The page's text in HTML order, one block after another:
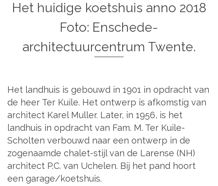
Het huidige koetshuis anno 2018
Foto: Enschede-
architectuurcentrum Twente.
Het landhuis is gebouwd in 1901 in opdracht van
de heer Ter Kuile. Het ontwerp is afkomstig van
architect Karel Muller. Later, in 1956, is het
landhuis in opdracht van Fam. M. Ter Kuile-
Scholten verbouwd naar een ontwerp in de
zogenaamde chalet-stijl van de Larense (NH)
architect P.C. van Uchelen. Bij het pand hoort
een garage/koetshuis.